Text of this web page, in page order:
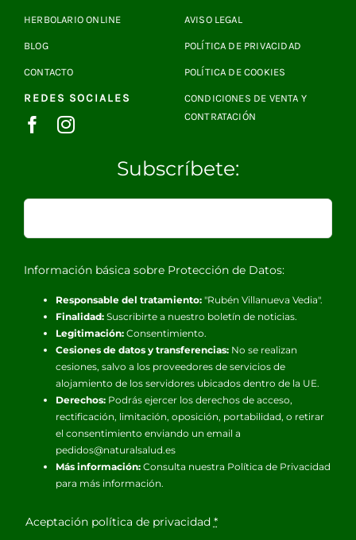
HERBOLARIO ONLINE
BLOG
CONTACTO
REDES SOCIALES
AVISO LEGAL
POLÍTICA DE PRIVACIDAD
POLÍTICA DE COOKIES
CONDICIONES DE VENTA Y
CONTRATACIÓN
Subscríbete:
Información básica sobre Protección de Datos:
Responsable del tratamiento:"Rubén Villanueva Vedia".
Finalidad:Suscribirte a nuestro boletín de noticias.
Legitimación:Consentimiento.
Cesiones de datos y transferencias:No se realizan
cesiones, salvo a los proveedores de servicios de
alojamiento de los servidores ubicados dentro de la UE.
Derechos:Podrás ejercer los derechos de acceso,
rectificación, limitación, oposición, portabilidad, o retirar
el consentimiento enviando un email a
pedidos@naturalsalud.es
Más información:Consulta nuestra Política de Privacidad
para más información.
Aceptación política de privacidad *